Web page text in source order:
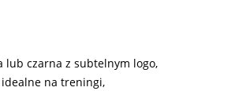
lub czarna z subtelnym logo,
na treningi,